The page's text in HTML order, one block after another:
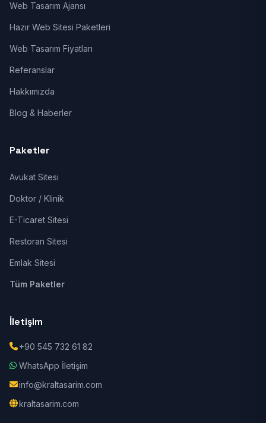
Web Tasarım Ajansı
Hazır Web Sitesi Paketleri
Web Tasarım Fiyatları
Referanslar
Hakkımızda
Blog & Haberler
Paketler
Avukat Sitesi
Doktor / Klinik
E-Ticaret Sitesi
Restoran Sitesi
Emlak Sitesi
Tüm Paketler
İletişim
+90 545 732 61 82
WhatsApp İletişim
info@kraltasarim.com
kraltasarim.com